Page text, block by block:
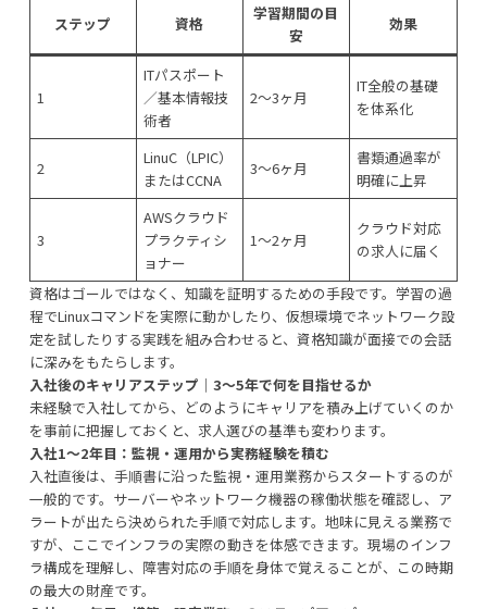
ステップ
資格
学習期間の目
安
効果
1
ITパスポート
／基本情報技
術者
2〜3ヶ月
IT全般の基礎
を体系化
2
LinuC（LPIC）
またはCCNA
3〜6ヶ月
書類通過率が
明確に上昇
3
AWSクラウド
プラクティシ
ョナー
1〜2ヶ月
クラウド対応
の求人に届く
資格はゴールではなく、知識を証明するための手段です。学習の過
程でLinuxコマンドを実際に動かしたり、仮想環境でネットワーク設
定を試したりする実践を組み合わせると、資格知識が面接での会話
に深みをもたらします。
入社後のキャリアステップ｜3〜5年で何を目指せるか
未経験で入社してから、どのようにキャリアを積み上げていくのか
を事前に把握しておくと、求人選びの基準も変わります。
入社1〜2年目：監視・運用から実務経験を積む
入社直後は、手順書に沿った監視・運用業務からスタートするのが
一般的です。サーバーやネットワーク機器の稼働状態を確認し、ア
ラートが出たら決められた手順で対応します。地味に見える業務で
すが、ここでインフラの実際の動きを体感できます。現場のインフ
ラ構成を理解し、障害対応の手順を身体で覚えることが、この時期
の最大の財産です。